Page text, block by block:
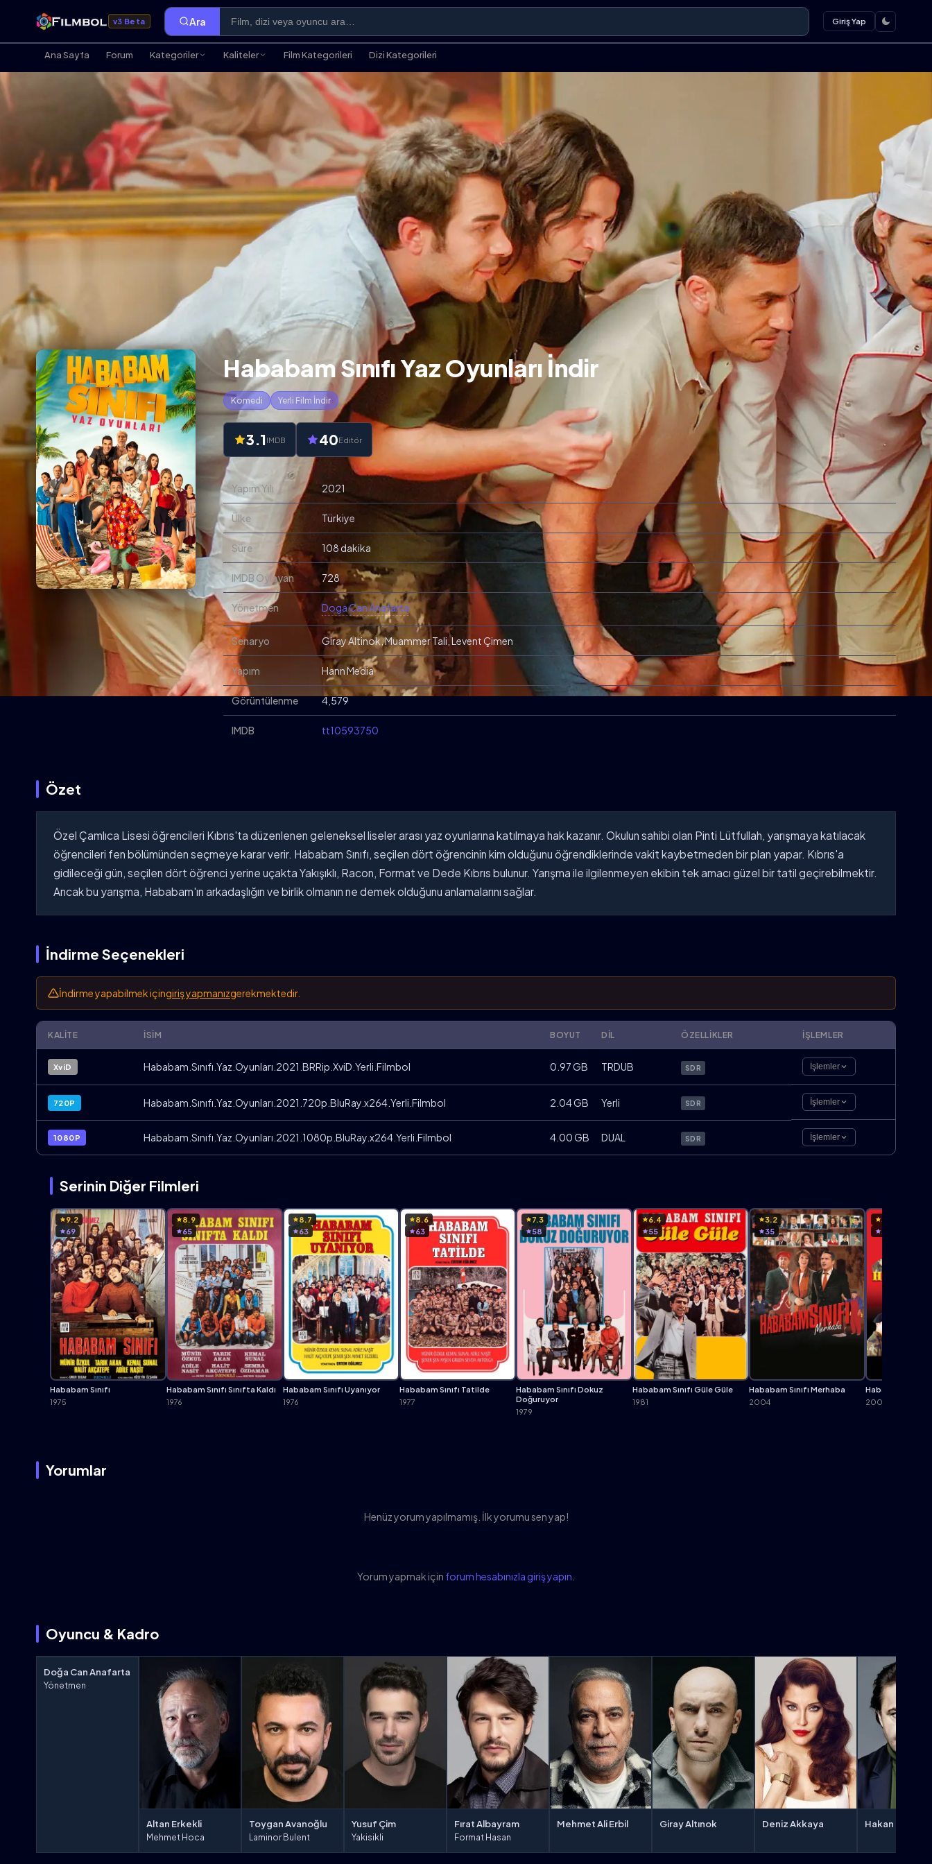
v3 Beta Ara Giriş Yap
Ana Sayfa Forum Kategoriler Kaliteler Film Kategorileri Dizi Kategorileri
Hababam Sınıfı Yaz Oyunları İndir
Komedi Yerli Film İndir
3.1 IMDB 40Editör
Yapım Yılı 2021
Ülke Türkiye
Süre 108 dakika
IMDB Oylayan 728
Yönetmen Doga Can Anafarta
Senaryo Giray Altinok, Muammer Tali, Levent Çimen
Yapım Hann Media
Görüntülenme 4,579
IMDB tt10593750
Özet
Özel Çamlıca Lisesi öğrencileri Kıbrıs'ta düzenlenen geleneksel liseler arası yaz oyunlarına katılmaya hak kazanır. Okulun sahibi olan Pinti Lütfullah, yarışmaya katılacak
öğrencileri fen bölümünden seçmeye karar verir. Hababam Sınıfı, seçilen dört öğrencinin kim olduğunu öğrendiklerinde vakit kaybetmeden bir plan yapar. Kıbrıs'a
gidileceği gün, seçilen dört öğrenci yerine uçakta Yakışıklı, Racon, Format ve Dede Kıbrıs bulunur. Yarışma ile ilgilenmeyen ekibin tek amacı güzel bir tatil geçirebilmektir.
Ancak bu yarışma, Hababam'ın arkadaşlığın ve birlik olmanın ne demek olduğunu anlamalarını sağlar.
İndirme Seçenekleri
İndirme yapabilmek içingiriş yapmanızgerekmektedir.
KALITE İSIM BOYUT DIL ÖZELLIKLER İŞLEMLER
XviD Hababam.Sınıfı.Yaz.Oyunları.2021.BRRip.XviD.Yerli.Filmbol 0.97 GB TRDUB SDR İşlemler
720P Hababam.Sınıfı.Yaz.Oyunları.2021.720p.BluRay.x264.Yerli.Filmbol 2.04 GB Yerli SDR İşlemler
1080P Hababam.Sınıfı.Yaz.Oyunları.2021.1080p.BluRay.x264.Yerli.Filmbol 4.00 GB DUAL SDR İşlemler
Serinin Diğer Filmleri
9.2
69
Hababam Sınıfı
1975
8.9
65
Hababam Sınıfı Sınıfta Kaldı
1976
8.7
63
Hababam Sınıfı Uyanıyor
1976
8.6
63
Hababam Sınıfı Tatilde
1977
7.3
58
Hababam Sınıfı Dokuz
Doğuruyor
1979
6.4
55
Hababam Sınıfı Güle Güle
1981
3.2
35
Hababam Sınıfı Merhaba
2004
3.2
36
Hababam Sınıfı
2005
Yorumlar
Henüz yorum yapılmamış. İlk yorumu sen yap!
Yorum yapmak için forum hesabınızla giriş yapın
Oyuncu & Kadro
Doğa Can Anafarta
Yönetmen
Altan Erkekli
Mehmet Hoca
Toygan Avanoğlu
Laminor Bulent
Yusuf Çim
Yakisikli
Fırat Albayram
Format Hasan
Mehmet Ali Erbil Giray Altınok Deniz Akkaya Hakan